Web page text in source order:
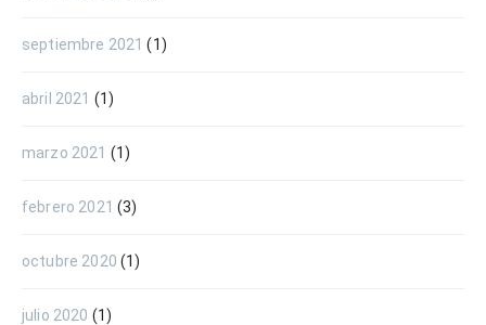
septiembre 2021 (1)
abril 2021 (1)
marzo 2021 (1)
febrero 2021 (3)
octubre 2020 (1)
julio 2020 (1)